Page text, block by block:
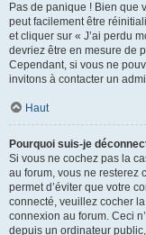
Pas de panique ! Bien que
peut facilement être
et cliquer sur « J’ai perdu
devriez être en mesure de
Cependant, si vous ne
invitons à contacter un
Haut
Pourquoi suis-je
Si vous ne cochez pas la
au forum, vous ne resterez
permet d’éviter que votre
connecté, veuillez cocher
connexion au forum. Ceci
depuis un ordinateur